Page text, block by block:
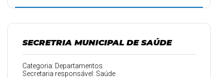
SECRETRIA MUNICIPAL DE SAÚDE
Categoria: Departamentos
Secretaria responsável: Saúde